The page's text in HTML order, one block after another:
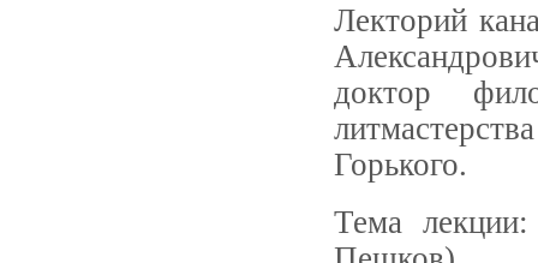
Лекторий
доктор
Горького.
Тема